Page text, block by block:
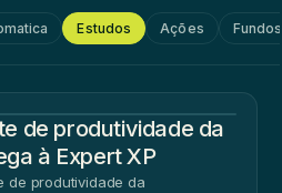
Estudos Ações Fundos
de produtividade da
à Expert XP
de produtividade da